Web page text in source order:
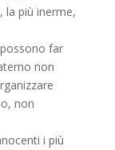
la più inerme,
far
non
non
i più